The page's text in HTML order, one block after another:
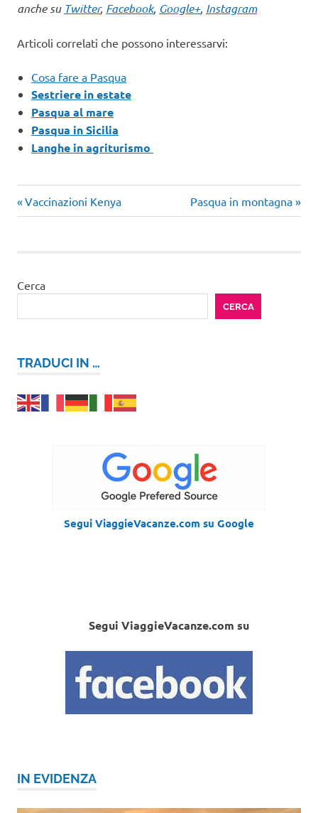
anche su Twitter, Facebook, Google+, Instagram
Articoli correlati che possono interessarvi:
Cosa fare a Pasqua
Sestriere in estate
Pasqua al mare
Pasqua in Sicilia
Langhe in agriturismo
Navigazione
Articolo
precedente:
Vaccinazioni Kenya
Articolo
successivo:
Pasqua in montagna
Cerca
CERCA
TRADUCI IN …
Segui ViaggieVacanze.com su Google
Segui ViaggieVacanze.com su
IN EVIDENZA